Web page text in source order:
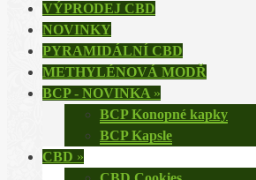
VÝPRODEJ CBD
NOVINKY
PYRAMIDÁLNÍ CBD
METHYLÉNOVÁ MODŘ
BCP - NOVINKA »
BCP Konopné kapky
BCP Kapsle
CBD »